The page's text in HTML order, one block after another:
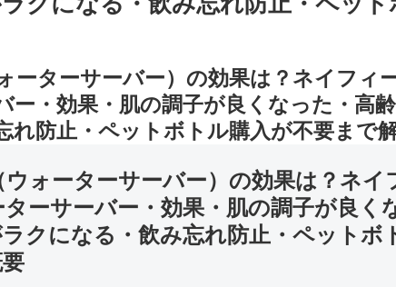
ーターサーバー）の効果は？ネイフィ
ー・効果・肌の調子が良くなった・高
れ防止・ペットボトル購入が不要まで
ォーターサーバー）の効果は？ネイ
ーサーバー・効果・肌の調子が良く
クになる・飲み忘れ防止・ペットボ